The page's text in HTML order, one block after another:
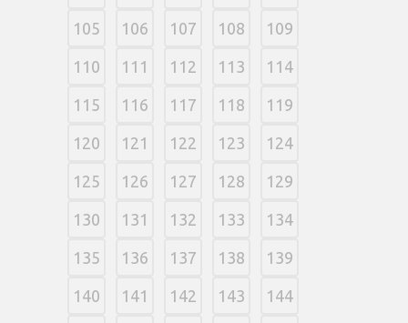
105 106 107 108 109
110 111 112 113 114
115 116 117 118 119
120 121 122 123 124
125 126 127 128 129
130 131 132 133 134
135 136 137 138 139
140 141 142 143 144